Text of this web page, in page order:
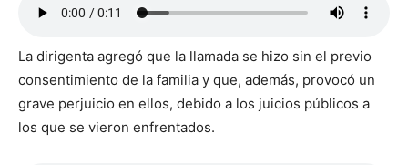
La dirigenta agregó que la llamada se hizo sin el previo
consentimiento de la familia y que, además, provocó un
grave perjuicio en ellos, debido a los juicios públicos a
los que se vieron enfrentados.